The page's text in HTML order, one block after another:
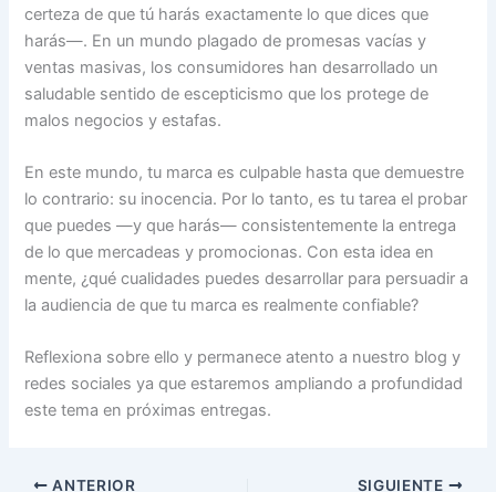
certeza de que tú harás exactamente lo que dices que
harás—. En un mundo plagado de promesas vacías y
ventas masivas, los consumidores han desarrollado un
saludable sentido de escepticismo que los protege de
malos negocios y estafas.
En este mundo, tu marca es culpable hasta que demuestre
lo contrario: su inocencia. Por lo tanto, es tu tarea el probar
que puedes —y que harás— consistentemente la entrega
de lo que mercadeas y promocionas. Con esta idea en
mente, ¿qué cualidades puedes desarrollar para persuadir a
la audiencia de que tu marca es realmente confiable?
Reflexiona sobre ello y permanece atento a nuestro blog y
redes sociales ya que estaremos ampliando a profundidad
este tema en próximas entregas.
ANTERIOR SIGUIENTE